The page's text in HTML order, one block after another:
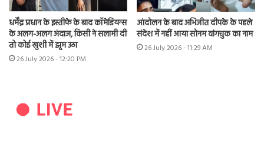
धर्मेंद्र प्रधान के इस्तीफे के बाद कॉमेडियन्स
के अलग-अलग अंदाज, किसी ने सलामी दी
तो कोई खुशी में झूम उठा
26 July 2026 - 12:20 PM
आंदोलन के बाद अभिजीत दीपके के पहले
संदेश में नहीं आया सोनम वांगचुक का नाम
26 July 2026 - 11:29 AM